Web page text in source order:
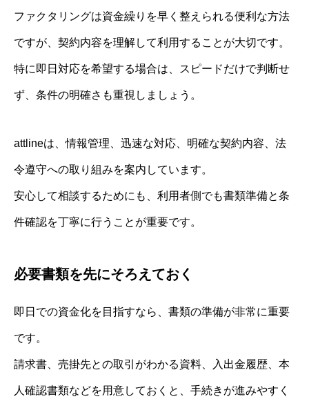
ファクタリングは資金繰りを早く整えられる便利な方法
ですが、契約内容を理解して利用することが大切です。
特に即日対応を希望する場合は、スピードだけで判断せ
ず、条件の明確さも重視しましょう。
attlineは、情報管理、迅速な対応、明確な契約内容、法
令遵守への取り組みを案内しています。
安心して相談するためにも、利用者側でも書類準備と条
件確認を丁寧に行うことが重要です。
必要書類を先にそろえておく
即日での資金化を目指すなら、書類の準備が非常に重要
です。
請求書、売掛先との取引がわかる資料、入出金履歴、本
人確認書類などを用意しておくと、手続きが進みやすく